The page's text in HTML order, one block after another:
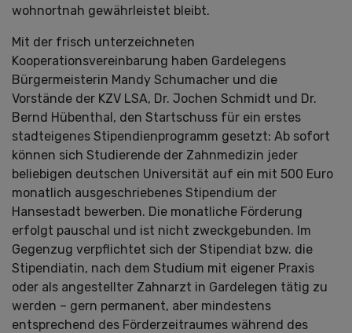
wohnortnah gewährleistet bleibt.
Mit der frisch unterzeichneten
Kooperationsvereinbarung haben Gardelegens
Bürgermeisterin Mandy Schumacher und die
Vorstände der KZV LSA, Dr. Jochen Schmidt und Dr.
Bernd Hübenthal, den Startschuss für ein erstes
stadteigenes Stipendienprogramm gesetzt: Ab sofort
können sich Studierende der Zahnmedizin jeder
beliebigen deutschen Universität auf ein mit 500 Euro
monatlich ausgeschriebenes Stipendium der
Hansestadt bewerben. Die monatliche Förderung
erfolgt pauschal und ist nicht zweckgebunden. Im
Gegenzug verpflichtet sich der Stipendiat bzw. die
Stipendiatin, nach dem Studium mit eigener Praxis
oder als angestellter Zahnarzt in Gardelegen tätig zu
werden – gern permanent, aber mindestens
entsprechend des Förderzeitraumes während des